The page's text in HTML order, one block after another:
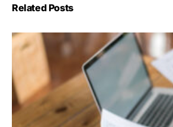
Related Posts